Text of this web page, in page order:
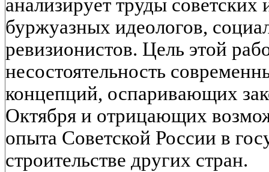
анализирует труды
буржуазных идеологов,
ревизионистов. Цель этой
несостоятельность
концепций, оспаривающих
Октября и отрицающих
опыта Советской России в
строительстве других стран.